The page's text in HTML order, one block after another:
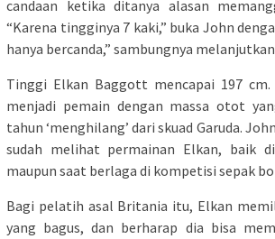
candaan ketika ditanya alasan
“Karena tingginya 7 kaki,” buka John
hanya bercanda,” sambungnya
Tinggi Elkan Baggott mencapai 197
menjadi pemain dengan massa otot
tahun ‘menghilang’ dari skuad Garuda.
sudah melihat permainan Elkan, baik
maupun saat berlaga di kompetisi sepak
Bagi pelatih asal Britania itu, Elkan
yang bagus, dan berharap dia bisa